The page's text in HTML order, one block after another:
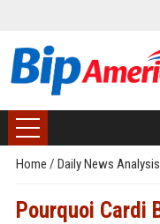
Home / Daily News Analysis
Pourquoi Cardi